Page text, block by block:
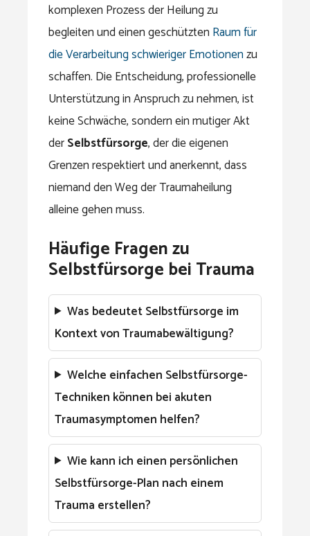
komplexen Prozess der Heilung zu
begleiten und einen geschützten Raum für
die Verarbeitung schwieriger Emotionenzu
schaffen. Die Entscheidung, professionelle
Unterstützung in Anspruch zu nehmen, ist
keine Schwäche, sondern ein mutiger Akt
derSelbstfürsorge, der die eigenen
Grenzen respektiert und anerkennt, dass
niemand den Weg der Traumaheilung
alleine gehen muss.
Häufige Fragen zu
Selbstfürsorge bei Trauma
Was bedeutet Selbstfürsorge im
Kontext von Traumabewältigung?
Welche einfachen Selbstfürsorge-
Techniken können bei akuten
Traumasymptomen helfen?
Wie kann ich einen persönlichen
Selbstfürsorge-Plan nach einem
Trauma erstellen?